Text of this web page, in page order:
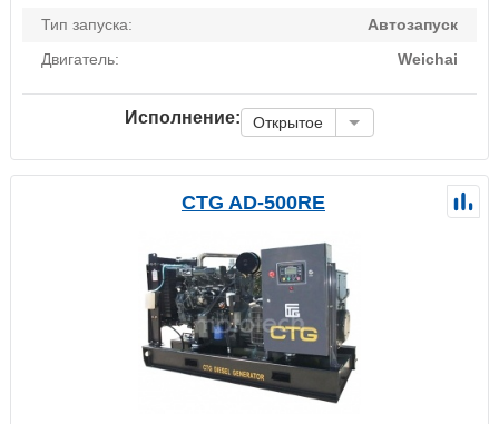
Тип запуска:
Автозапуск
Двигатель:
Weichai
Исполнение: Открытое
CTG AD-500RE